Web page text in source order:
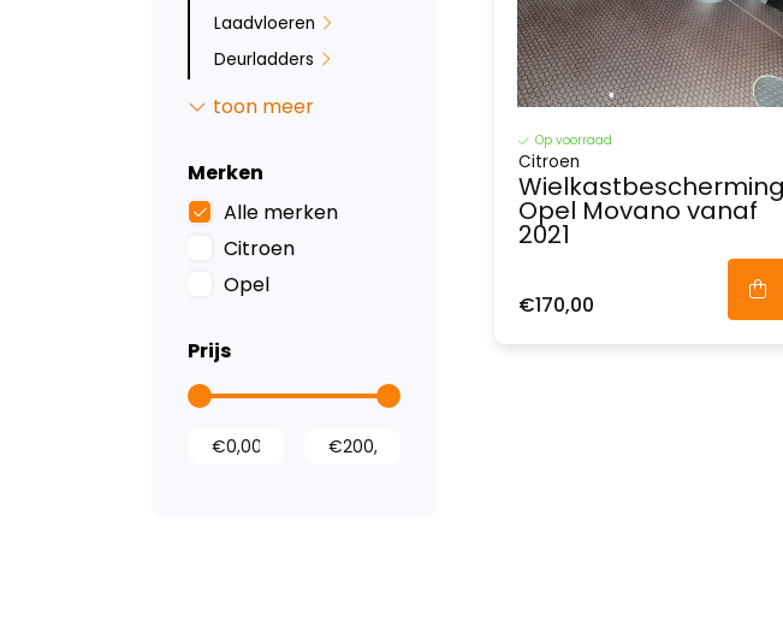
Laadvloeren
Deurladders
Bumperbescherming
Backbar
Opstaptrede
Wandbetimmering
Wielkastbescherming
Stoelhoezen
toon meer
Merken
Alle merken
Citroen
Opel
Prijs
Op voorraad
Citroen
Wielkastbescherming
Opel Movano vanaf
2021
€170,00